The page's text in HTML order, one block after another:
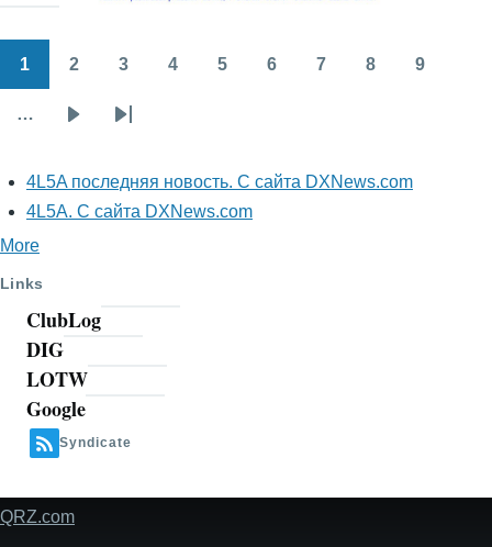
страниц
1 2 3 4 5 6 7 8 9
…
СледующаяПоследняя
4L5A последняя новость. С сайта DXNews.com
4L5A. С сайта DXNews.com
More
Links
ClubLog
DIG
LOTW
Google
Syndicate
Footer
QRZ.com